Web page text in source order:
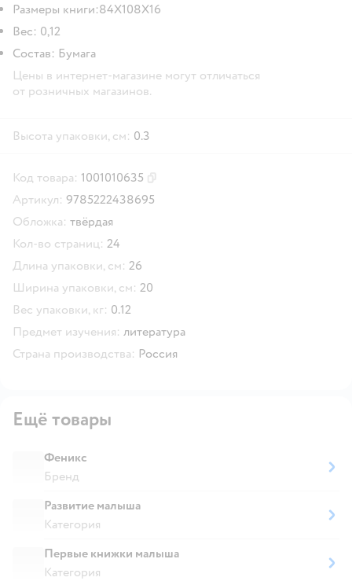
Размеры книги:84X108Х16
Вес: 0,12
Состав: Бумага
Цены в интернет-магазине могут отличаться
от розничных магазинов.
Высота упаковки, см: 0.3
Код товара: 1001010635
Артикул: 9785222438695
Обложка: твёрдая
Кол-во страниц: 24
Длина упаковки, см: 26
Ширина упаковки, см: 20
Вес упаковки, кг: 0.12
Предмет изучения: литература
Страна производства: Россия
Ещё товары
Феникс
Бренд
Развитие малыша
Категория
Первые книжки малыша
Категория